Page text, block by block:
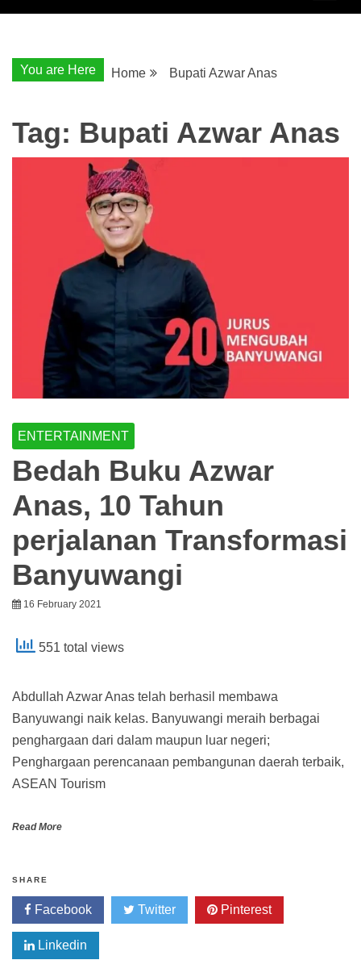
You are Here Home Bupati Azwar Anas
Tag: Bupati Azwar Anas
ENTERTAINMENT
Bedah Buku Azwar
Anas, 10 Tahun
perjalanan Transformasi
Banyuwangi
16 February 2021
551 total views
Abdullah Azwar Anas telah berhasil membawa
Banyuwangi naik kelas. Banyuwangi meraih berbagai
penghargaan dari dalam maupun luar negeri;
Penghargaan perencanaan pembangunan daerah terbaik,
ASEAN Tourism
Read More
SHARE
Facebook Twitter Pinterest
Linkedin